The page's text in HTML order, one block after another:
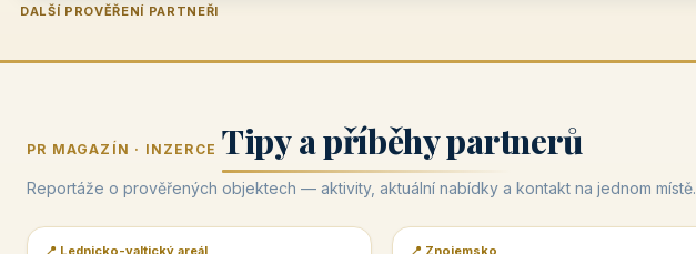
DALŠÍ PROVĚŘENÍ PARTNEŘI
Penzion U Zámku Pension Faber
PR MAGAZÍN · INZERCE Tipy a příběhy partnerů
Reportáže o prověřených objektech — aktivity, aktuální nabídky a kontakt na jednom místě.
📰 PR článek
📍 Lednicko-valtický areál 📰 PR článek
📍 Znojemsko